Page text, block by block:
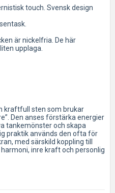
touch. Svensk design
är nickelfria. De här
upplaga.
kraftfull sten som brukar
Den anses förstärka energier
tankemönster och skapa
praktik används den ofta för
med särskild koppling till
inre kraft och personlig